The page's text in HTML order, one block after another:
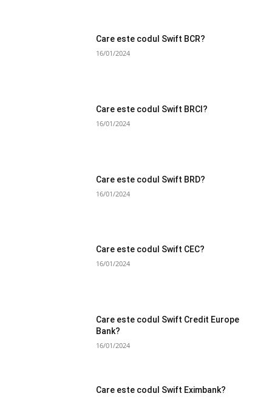
Care este codul Swift BCR?
16/01/2024
Care este codul Swift BRCI?
16/01/2024
Care este codul Swift BRD?
16/01/2024
Care este codul Swift CEC?
16/01/2024
Care este codul Swift Credit Europe
Bank?
16/01/2024
Care este codul Swift Eximbank?